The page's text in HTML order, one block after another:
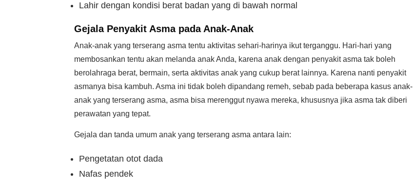
Lahir dengan kondisi berat badan yang di bawah normal
GejalaPenyakit Asma pada Anak-Anak
Anak-anak yang terserang asma tentu aktivitas sehari-harinya ikut terganggu. Hari-hari yang
membosankan tentu akan melanda anak Anda, karena anak dengan penyakit asma tak boleh
berolahraga berat, bermain, serta aktivitas anak yang cukup berat lainnya. Karena nanti penyakit
asmanya bisa kambuh. Asma ini tidak boleh dipandang remeh, sebab pada beberapa kasus anak-
anak yang terserang asma, asma bisa merenggut nyawa mereka, khususnya jika asma tak diberi
perawatan yang tepat.
Gejala dan tanda umum anak yang terserang asma antara lain:
Pengetatan otot dada
Nafas pendek